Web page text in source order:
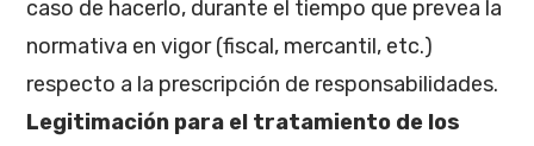
caso de hacerlo, durante el tiempo que prevea la
normativa en vigor (fiscal, mercantil, etc.)
respecto a la prescripción de responsabilidades.
Legitimación para el tratamiento de los